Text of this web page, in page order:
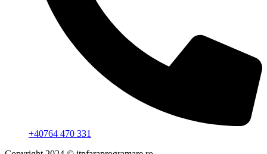
+40764 470 331